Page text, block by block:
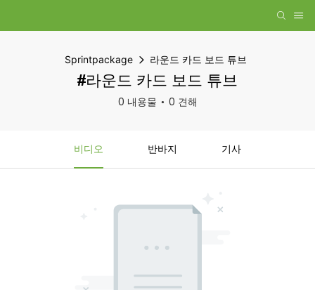
Sprintpackage 라운드 카드 보드 튜브
#라운드 카드 보드 튜브
0 내용물 0 견해
비디오 반바지 기사